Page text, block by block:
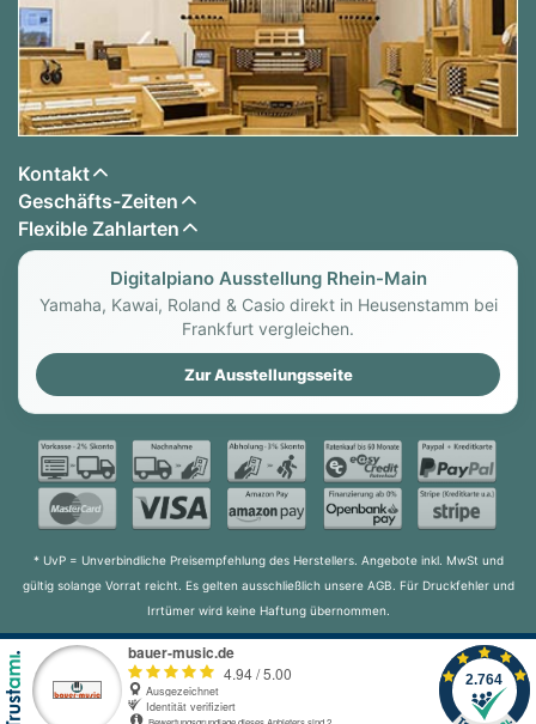
Kontakt
Geschäfts-Zeiten
Flexible Zahlarten
Digitalpiano Ausstellung Rhein-Main
Yamaha, Kawai, Roland & Casio direkt in Heusenstamm bei
Frankfurt vergleichen.
Zur Ausstellungsseite
* UvP = Unverbindliche Preisempfehlung des Herstellers. Angebote inkl. MwSt und
gültig solange Vorrat reicht. Es gelten ausschließlich unsere AGB. Für Druckfehler und
Irrtümer wird keine Haftung übernommen.